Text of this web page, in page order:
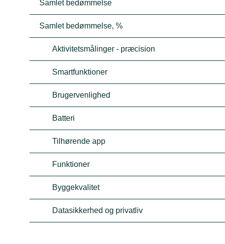
Samlet bedømmelse
Samlet bedømmelse, %
Aktivitetsmålinger - præcision
Smartfunktioner
Brugervenlighed
Batteri
Tilhørende app
Funktioner
Byggekvalitet
Datasikkerhed og privatliv